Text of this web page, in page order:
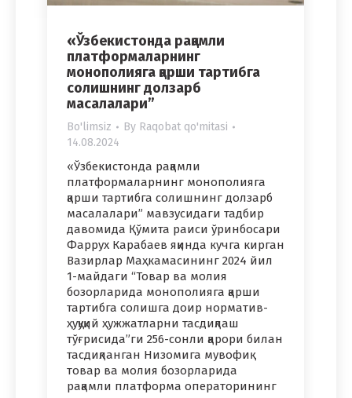
«Ўзбекистонда рақамли
платформаларнинг
монополияга қарши тартибга
солишнинг долзарб
масалалари”
Bo'limsiz By Raqobat qo'mitasi
14.08.2024
«Ўзбекистонда рақамли
платформаларнинг монополияга
қарши тартибга солишнинг долзарб
масалалари” мавзусидаги тадбир
давомида Қўмита раиси ўринбосари
Фаррух Карабаев яқинда кучга кирган
Вазирлар Маҳкамасининг 2024 йил
1-майдаги “Товар ва молия
бозорларида монополияга қарши
тартибга солишга доир норматив-
ҳуқуқий ҳужжатларни тасдиқлаш
тўғрисида”ги 256-сонли қарори билан
тасдиқланган Низомига мувофиқ
товар ва молия бозорларида
рақамли платформа операторининг